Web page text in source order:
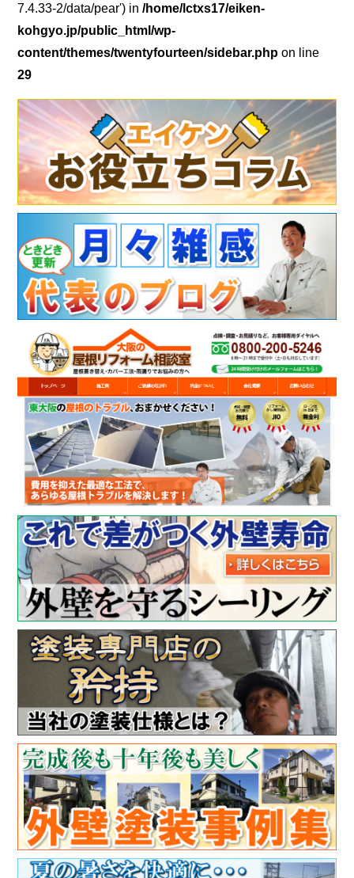
7.4.33-2/data/pear') in/home/lctxs17/eiken-
kohgyo.jp/public_html/wp-
content/themes/twentyfourteen/sidebar.php on line
29